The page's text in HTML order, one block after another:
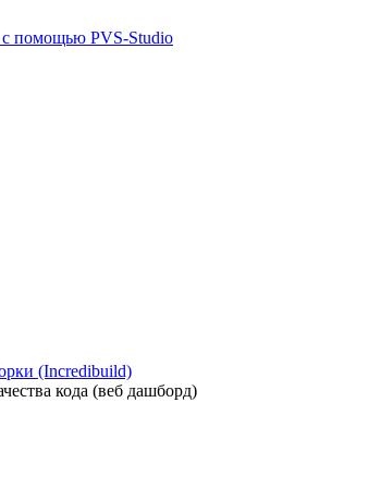
с помощью PVS-Studio
(Incredibuild)
кода (веб дашборд)